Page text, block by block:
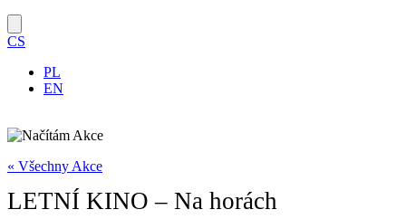
CS
PL
EN
« Všechny Akce
LETNÍ KINO – Na horách